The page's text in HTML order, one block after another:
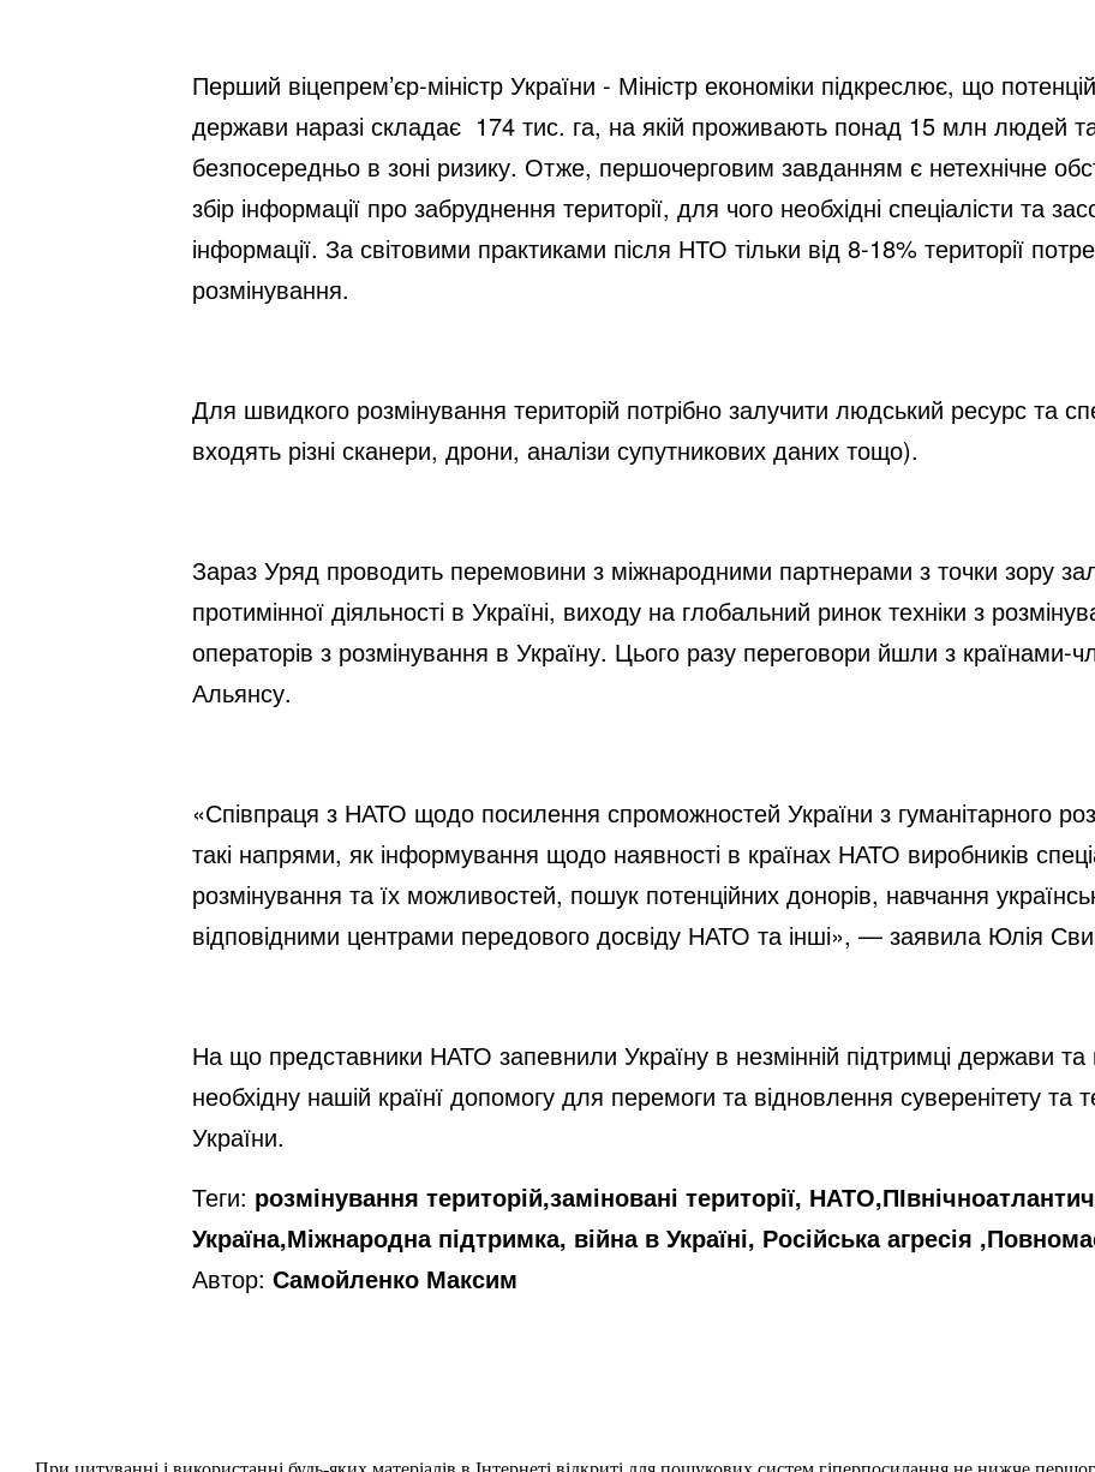
Перший віцепрем’єр-міністр України - Міністр економіки підкреслює, що
держави наразі складає 174 тис. га, на якій проживають понад 15 млн людей
безпосередньо в зоні ризику. Отже, першочерговим завданням є нетехнічне
збір інформації про забруднення території, для чого необхідні спеціалісти та
інформації. За світовими практиками після НТО тільки від 8-18% території
розмінування.
Для швидкого розмінування територій потрібно залучити людський ресурс та
входять різні сканери, дрони, аналізи супутникових даних тощо).
Зараз Уряд проводить перемовини з міжнародними партнерами з точки зору
протимінної діяльності в Україні, виходу на глобальний ринок техніки з
операторів з розмінування в Україну. Цього разу переговори йшли з країнами-
Альянсу.
«Співпраця з НАТО щодо посилення спроможностей України з гуманітарного
такі напрями, як інформування щодо наявності в країнах НАТО виробників
розмінування та їх можливостей, пошук потенційних донорів, навчання
відповідними центрами передового досвіду НАТО та інші», — заявила Юлія
На що представники НАТО запевнили Україну в незмінній підтримці держави та
необхідну нашій країнї допомогу для перемоги та відновлення суверенітету та
України.
Теги: розмінування територій,заміновані території,
Україна,Міжнародна підтримка, війна в Україні, Російська агресія
Автор: Самойленко Максим